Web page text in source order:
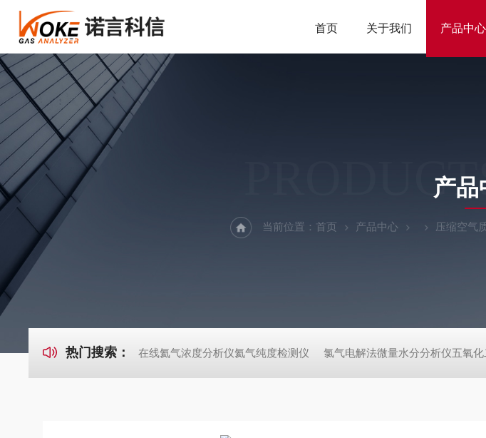
首页 关于我们 产品中心
产品
当前位置： 首页 产品中心 压缩空气
热门搜索： 在线氦气浓度分析仪氦气纯度检测仪 氯气电解法微量水分分析仪五氧